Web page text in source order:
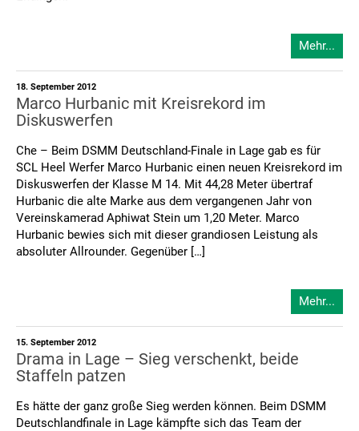
Mehr...
18. September 2012
Marco Hurbanic mit Kreisrekord im
Diskuswerfen
Che – Beim DSMM Deutschland-Finale in Lage gab es für
SCL Heel Werfer Marco Hurbanic einen neuen Kreisrekord im
Diskuswerfen der Klasse M 14. Mit 44,28 Meter übertraf
Hurbanic die alte Marke aus dem vergangenen Jahr von
Vereinskamerad Aphiwat Stein um 1,20 Meter. Marco
Hurbanic bewies sich mit dieser grandiosen Leistung als
absoluter Allrounder. Gegenüber […]
Mehr...
15. September 2012
Drama in Lage – Sieg verschenkt, beide
Staffeln patzen
Es hätte der ganz große Sieg werden können. Beim DSMM
Deutschlandfinale in Lage kämpfte sich das Team der